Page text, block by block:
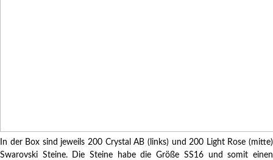
In der Box sind jeweils 200 Crystal AB (links) und 200 Light Rose (mitte)
Swarovski Steine. Die Steine habe die Größe SS16 und somit einen